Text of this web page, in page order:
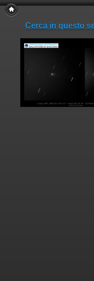
Cerca in questo